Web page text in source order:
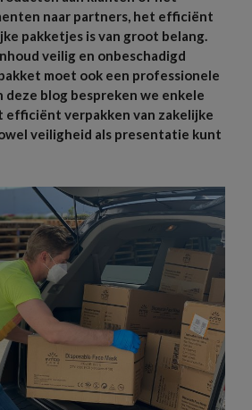
naar partners, het efficiënt
pakketjes is van groot belang.
veilig en onbeschadigd
moet ook een professionele
blog bespreken we enkele
efficiënt verpakken van zakelijke
veiligheid als presentatie kunt